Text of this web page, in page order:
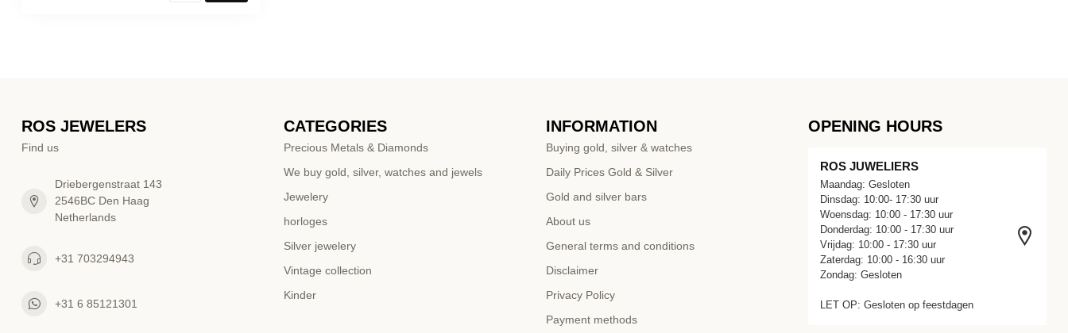
ROS JEWELERS
Find us
Driebergenstraat 143
2546BC Den Haag
Netherlands
+31 703294943
+31 6 85121301
CATEGORIES
Precious Metals & Diamonds
We buy gold, silver, watches and jewels
Jewelery
horloges
Silver jewelery
Vintage collection
Kinder
INFORMATION
Buying gold, silver & watches
Daily Prices Gold & Silver
Gold and silver bars
About us
General terms and conditions
Disclaimer
Privacy Policy
Payment methods
OPENING HOURS
ROS JUWELIERS
Maandag: Gesloten
Dinsdag: 10:00- 17:30 uur
Woensdag: 10:00 - 17:30 uur
Donderdag: 10:00 - 17:30 uur
Vrijdag: 10:00 - 17:30 uur
Zaterdag: 10:00 - 16:30 uur
Zondag: Gesloten
LET OP: Gesloten op feestdagen